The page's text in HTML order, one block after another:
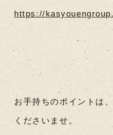
https://
お手持ちのポイントは
くださいませ。